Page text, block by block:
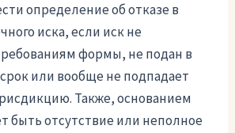
определение об отказе в
иска, если иск не
формы, не подан в
или вообще не подпадает
Также, основанием
быть отсутствие или неполное